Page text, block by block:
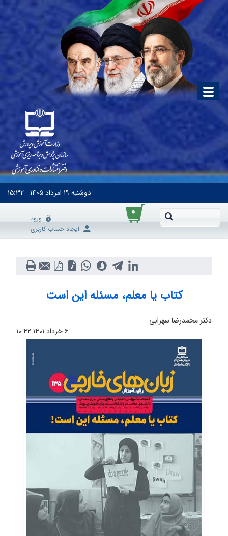
دوشنبه ۱۹ اَمرداد ۱۴۰۵ ۱۵:۳۲
۰
ورود
ایجاد حساب کاربری
کتاب یا معلم، مسئله این است
دکتر محمدرضا سهرابی
۶ خرداد ۱۴۰۱
۱۰:۴۲